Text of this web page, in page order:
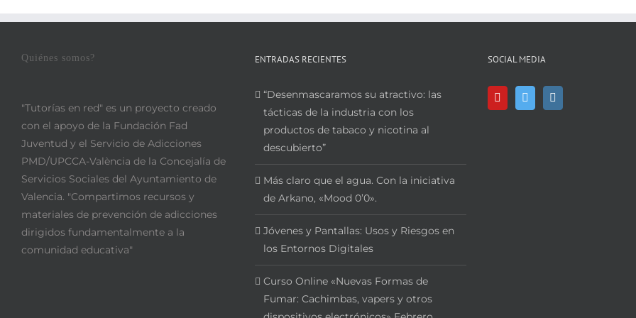
Quiénes somos?
"Tutorías en red" es un proyecto creado
con el apoyo de la Fundación Fad
Juventud y el Servicio de Adicciones
PMD/UPCCA-València de la Concejalía de
Servicios Sociales del Ayuntamiento de
Valencia. "Compartimos recursos y
materiales de prevención de adicciones
dirigidos fundamentalmente a la
comunidad educativa"
ENTRADAS RECIENTES
“Desenmascaramos su atractivo: las
tácticas de la industria con los
productos de tabaco y nicotina al
descubierto”
Más claro que el agua. Con la iniciativa
de Arkano, «Mood 0’0».
Jóvenes y Pantallas: Usos y Riesgos en
los Entornos Digitales
Curso Online «Nuevas Formas de
Fumar: Cachimbas, vapers y otros
SOCIAL MEDIA